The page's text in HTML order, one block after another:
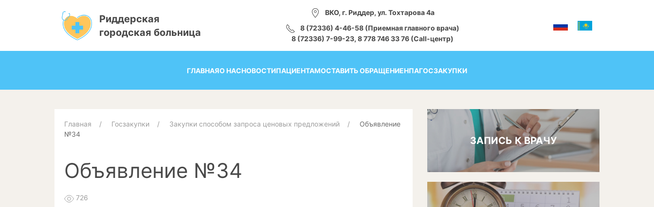
Риддерская
городская больница
ВКО, г. Риддер, ул. Тохтарова 4а
8 (72336) 4-46-58 (Приемная главного врача)
8 (72336) 7-99-23, 8 778 746 33 76 (Call-центр)
ГЛАВНАЯО НАСНОВОСТИПАЦИЕНТАМОСТАВИТЬ ОБРАЩЕНИЕНПАГОСЗАКУПКИ
Главная Госзакупки Закупки способом запроса ценовых предложений
Объявление
№34
Объявление №34
726
ЗАПИСЬ К ВРАЧУ